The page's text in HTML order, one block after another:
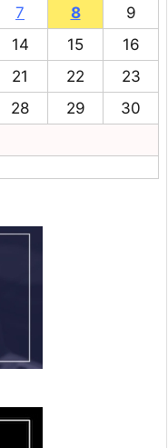
7 8
9
14 15
16
21 22
23
28 29
30